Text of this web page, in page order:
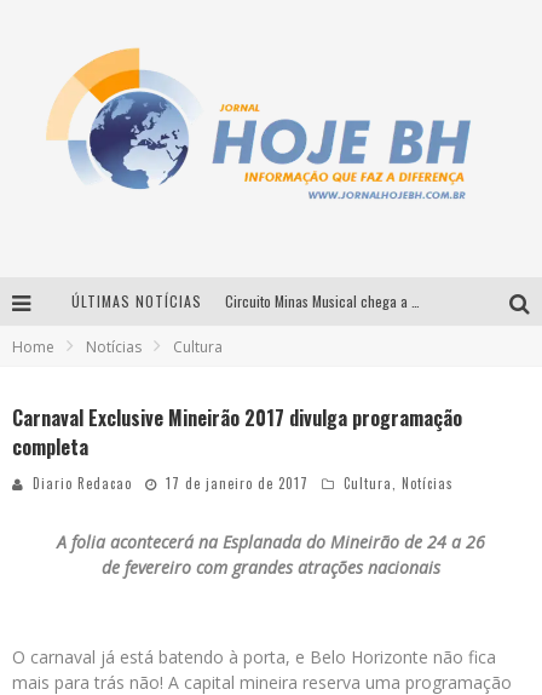
ÚLTIMAS NOTÍCIAS
Home Notícias Cultura
Carnaval Exclusive Mineirão 2017 divulga programação
completa
Diario Redacao 17 de janeiro de 2017 Cultura Notícias
A folia acontecerá na Esplanada do Mineirão de 24 a 26
de fevereiro com grandes atrações nacionais
O carnaval já está batendo à porta, e Belo Horizonte não fica
mais para trás não! A capital mineira reserva uma programação